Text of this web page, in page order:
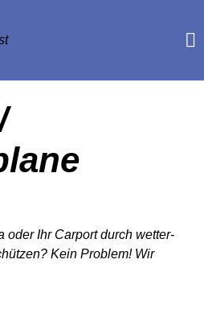
oder Ihr Carport durch wetter-
Kein Problem! Wir